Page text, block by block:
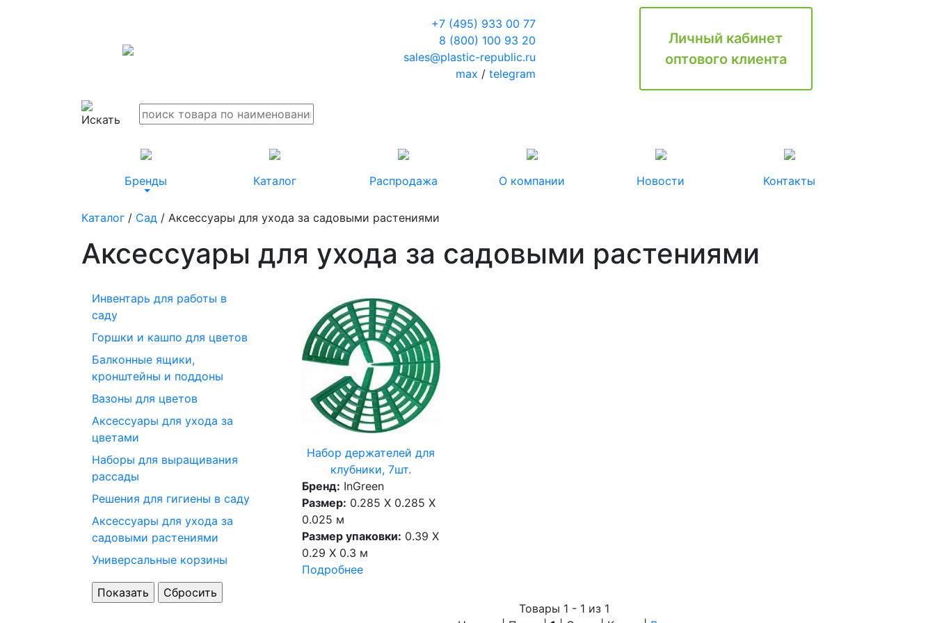
+7 (495) 933 00 77
8 (800) 100 93 20
sales@plastic-republic.ru
max / telegram
Личный кабинет
оптового клиента
Бренды Каталог Распродажа О компании Новости Контакты
Каталог / Сад / Аксессуары для ухода за садовыми растениями
Аксессуары для ухода за садовыми растениями
Инвентарь для работы в
саду
Горшки и кашпо для цветов
Балконные ящики,
кронштейны и поддоны
Вазоны для цветов
Аксессуары для ухода за
цветами
Наборы для выращивания
рассады
Решения для гигиены в саду
Аксессуары для ухода за
садовыми растениями
Универсальные корзины
Набор держателей для
клубники, 7шт.
Бренд: InGreen
Размер: 0.285 X 0.285 X
0.025 м
Размер упаковки: 0.39 X
0.29 X 0.3 м
Подробнее
Товары 1 - 1 из 1